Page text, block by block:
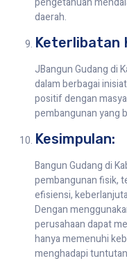
daerah.
Keterlibatan
JBangun Gudang di
dalam berbagai
positif dengan
pembangunan yang
Kesimpulan:
Bangun Gudang di
pembangunan fisik,
efisiensi,
Dengan
perusahaan dapat
hanya memenuhi
menghadapi